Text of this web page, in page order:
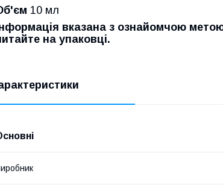
10 мл
вказана з ознайомчою
на упаковці.